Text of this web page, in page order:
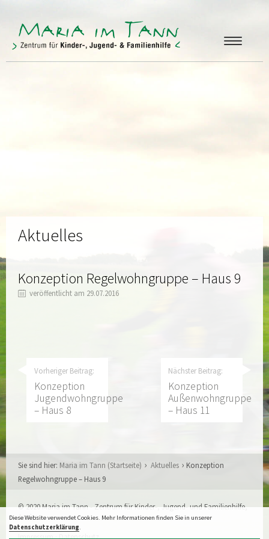
Diese Website verwendet Cookies. Mehr Informationen finden Sie in unserer
Datenschutzerklärung.
Aktuelles
Konzeption Regelwohngruppe – Haus 9
veröffentlicht am 29.07.2016
Vorheriger Beitrag:
Konzeption
Jugendwohngruppe
– Haus 8
Nächster Beitrag:
Konzeption
Außenwohngruppe
– Haus 11
Sie sind hier: Maria im Tann (Startseite) Aktuelles
Konzeption
Regelwohngruppe – Haus 9
© 2020 Maria im Tann - Zentrum für Kinder-, Jugend- und Familienhilfe,
Aachen
Impressum·Datenschutz